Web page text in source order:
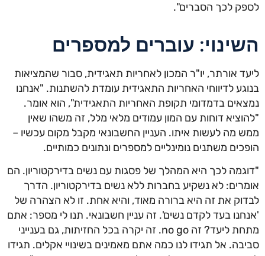
לספק לכך הסברים".
השינוי: עוברים למספרים
ליעד אורתר, יו"ר המכון לאחריות תאגידית, סבור שהמציאות
בנוגע לדיווחי האחריות התאגידית עומדת להשתנות. "אנחנו
נמצאים בדמדומי תקופת האחריות התאגידית", הוא אומר.
"להוציא דוחות עם המון עמודים מלאי מלל, זה משהו שאין
ממש מה לעשות איתו. העניין החשבונאי מקבל מקום עכשיו –
הופכים משתנים נומינליים למספרים ונתונים כמותיים.
"דוגמה לכך היא המהלך של פסגות עם נשים בדירקטוריון. הם
אומרים: לא נשקיע בחברות ללא נשים בדירקטוריון. הדרך
לבדוק את זה היא ברורה מאוד, והיא אחת. זו לא הצהרה של
'אנחנו בעד לקדם נשים'. זה עניין חשבונאי. תנו לי מספר: אתם
מתחת ליעד? זה no go. זה יקרה בכל החזיתות, גם בענייני
סביבה. אל תגידו לנו כמה אתם מאמינים בשינויי אקלים. תגידו